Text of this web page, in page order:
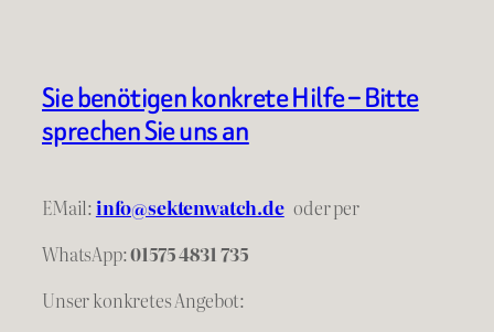
Sie benötigen konkrete Hilfe – Bitte
sprechen Sie uns an
EMail:info@sektenwatch.de oderper
WhatsApp:01575 4831 735
Unser konkretes Angebot: